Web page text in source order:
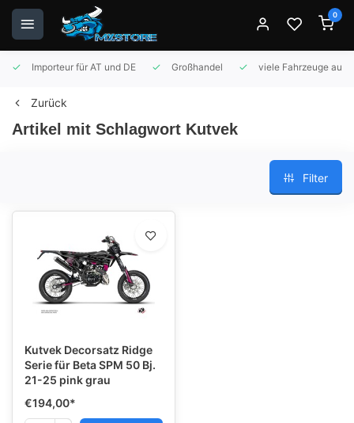
0
Importeur für AT und DE Großhandel viele Fahrzeuge auf
Zurück
Artikel mit Schlagwort Kutvek
Filter
Kutvek Decorsatz Ridge
Serie für Beta SPM 50 Bj.
21-25 pink grau
€194,00*